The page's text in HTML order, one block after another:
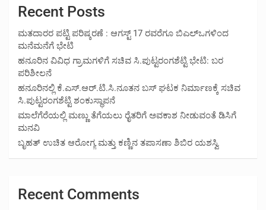
Recent Posts
ಮತದಾರರ ಪಟ್ಟಿ ಪರಿಷ್ಕರಣೆ : ಆಗಸ್ಟ್ 17 ರವರೆಗೂ ಬಿಎಲ್‍ಒಗಳಿಂದ
ಮನೆಮನೆಗೆ ಭೇಟಿ
ಹನೂರಿನ ವಿವಿಧ ಗ್ರಾಮಗಳಿಗೆ ಸಚಿವ ಸಿ.ಪುಟ್ಟರಂಗಶೆಟ್ಟಿ ಭೇಟಿ: ಬರ
ಪರಿಶೀಲನೆ
ಹನೂರಿನಲ್ಲಿ ಕೆ.ಎಸ್.ಆರ್.ಟಿ.ಸಿ.ನೂತನ ಬಸ್ ಘಟಕ ನಿರ್ಮಾಣಕ್ಕೆ ಸಚಿವ
ಸಿ.ಪುಟ್ಟರಂಗಶೆಟ್ಟಿ ಶಂಕುಸ್ಥಾಪನೆ
ಮಾಲೆಗೆರೆಯಲ್ಲಿ ಮಣ್ಣು ತೆಗೆಯಲು ರೈತರಿಗೆ ಅವಕಾಶ ನೀಡುವಂತೆ ಡಿಸಿಗೆ
ಮನವಿ
ಬೃಹತ್ ಉಚಿತ ಆರೋಗ್ಯ ಮತ್ತು ಕಣ್ಣಿನ ತಪಾಸಣಾ ಶಿಬಿರ ಯಶಸ್ವಿ
Recent Comments